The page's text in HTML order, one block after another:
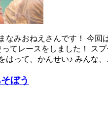
なみおねえさんです！ 今
てレースをしました！ ス
はって、かんせい♪ みんな
ぼう